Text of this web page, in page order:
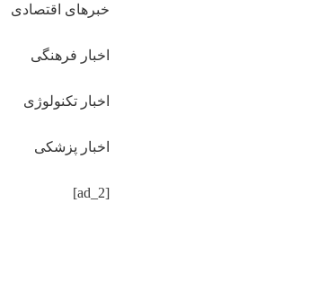
خبرهای اقتصادی
اخبار فرهنگی
اخبار تکنولوژی
اخبار پزشکی
[ad_2]